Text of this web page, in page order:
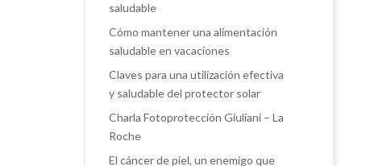
saludable
Cómo mantener una alimentación
saludable en vacaciones
Claves para una utilización efectiva
y saludable del protector solar
Charla Fotoprotección Giuliani – La
Roche
El cáncer de piel, un enemigo que